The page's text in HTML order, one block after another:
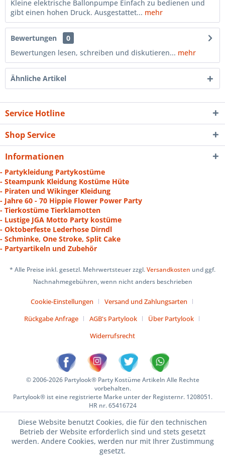
Kleine elektrische Ballonpumpe Einfach zu bedienen und
gibt einen hohen Druck. Ausgestattet... mehr
Bewertungen
0
Bewertungen lesen, schreiben und diskutieren... mehr
Ähnliche Artikel
Service Hotline
Shop Service
Informationen
- Partykleidung Partykostüme
- Steampunk Kleidung Kostüme Hüte
- Piraten und Wikinger Kleidung
- Jahre 60 - 70 Hippie Flower Power Party
- Tierkostüme Tierklamotten
- Lustige JGA Motto Party kostüme
- Oktoberfeste Lederhose Dirndl
- Schminke, One Stroke, Split Cake
- Partyartikeln und Zubehör
* Alle Preise inkl. gesetzl. Mehrwertsteuer zzgl.Versandkosten und ggf.
Nachnahmegebühren, wenn nicht anders beschrieben
Cookie-Einstellungen
Versand und Zahlungsarten
Rückgabe Anfrage
AGB's Partylook
Über Partylook
Widerrufsrecht
© 2006-2026 Partylook® Party Kostüme Artikeln Alle Rechte
vorbehalten.
Partylook® ist eine registrierte Marke unter der Registernr. 1208051.
HR nr. 65416724
Diese Website benutzt Cookies, die für den technischen
Betrieb der Website erforderlich sind und stets gesetzt
werden. Andere Cookies, werden nur mit Ihrer Zustimmung
gesetzt.